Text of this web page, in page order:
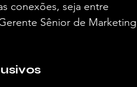
conexões, seja entre
Sênior de Marketing